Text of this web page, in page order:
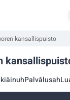
kansallispuisto
Palvâlusah